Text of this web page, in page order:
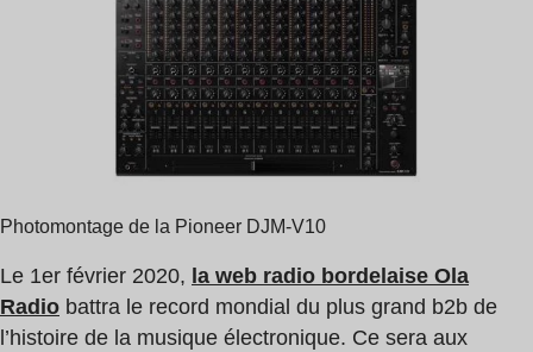
Photomontage de la Pioneer DJM-V10
Le 1er février 2020, la web radio bordelaise Ola
Radio battra le record mondial du plus grand b2b de
l’histoire de la musique électronique. Ce sera aux